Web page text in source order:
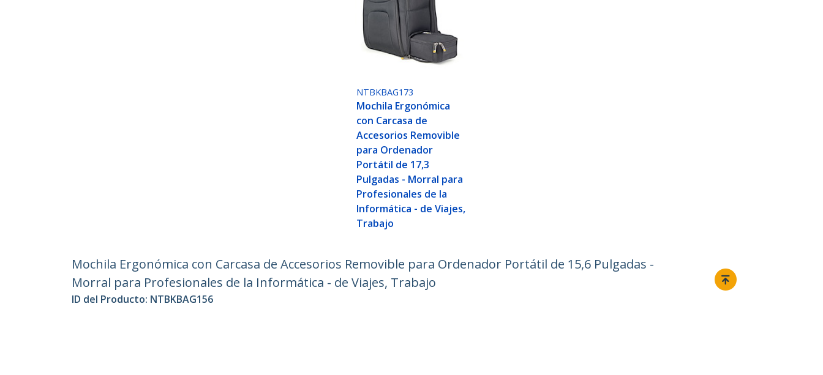
NTBKBAG173
Mochila Ergonómica
con Carcasa de
Accesorios Removible
para Ordenador
Portátil de 17,3
Pulgadas - Morral para
Profesionales de la
Informática - de Viajes,
Trabajo
Mochila Ergonómica con Carcasa de Accesorios Removible para Ordenador Portátil de 15,6 Pulgadas -
Morral para Profesionales de la Informática - de Viajes, Trabajo
ID del Producto: NTBKBAG156